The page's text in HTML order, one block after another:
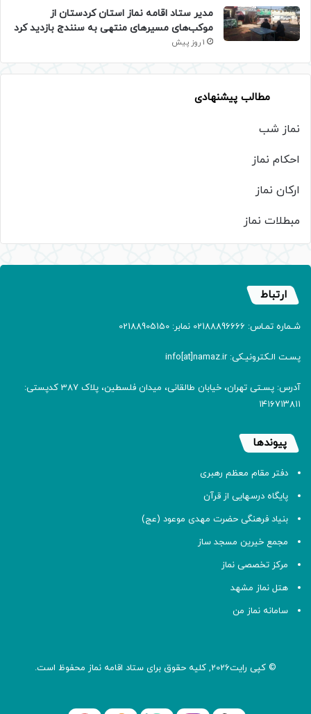
مدیر ستاد اقامه نماز استان کردستان از
موکب‌های مسیرهای منتهی به سنندج بازدید کرد
1 روز پیش
مطالب پیشنهادی
نماز شب
احکام نماز
ارکان نماز
مبطلات نماز
ارتباط
شـماره تمـاس: 02188896666 نمابر: 02188905150
پسـت الـکترونیـکی: info[at]namaz.ir
آدرس: پسـتی تهران، خیابان طالقانی، میدان فلسطین، پلاک 387 کدپستی:
۱۴۱۶۷۱۳۸۱۱
پیوندها
دفتر مقام معظم رهبری
پایگاه درسهایی از قرآن
بنیاد فرهنگی حضرت مهدی موعود (عج)
مجمع خیرین مسجد ساز
مرکز تخصصی نماز
هتل نماز مشهد
سامانه نماز من
© کپی رایت2026, کلیه حقوق برای ستاد اقامه نماز محفوظ است.